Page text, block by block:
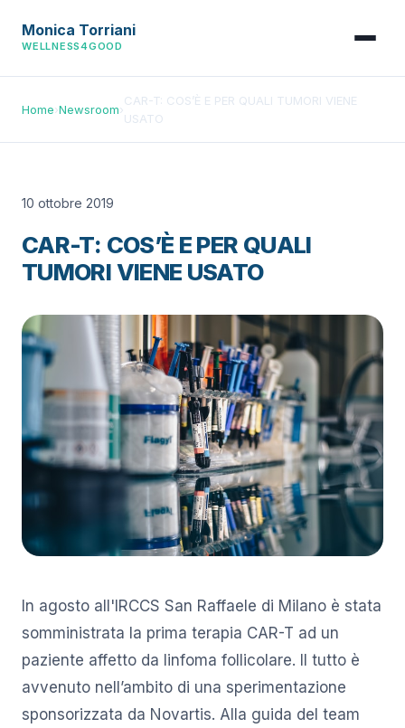
Monica Torriani
WELLNESS4GOOD
Home›Newsroom›
CAR-T: COS’È E PER QUALI TUMORI VIENE
USATO
10 ottobre 2019
CAR-T: COS’È E PER QUALI
TUMORI VIENE USATO
In agosto all'IRCCS San Raffaele di Milano è stata
somministrata la prima terapia CAR-T ad un
paziente affetto da linfoma follicolare. Il tutto è
avvenuto nell’ambito di una sperimentazione
sponsorizzata da Novartis. Alla guida del team